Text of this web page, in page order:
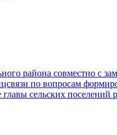
района совместно с
по вопросам
сельских